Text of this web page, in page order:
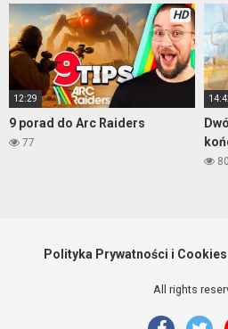
HD
12:29
9 porad do Arc Raiders
77
80
Polityka Prywatności i Cookies
All rights